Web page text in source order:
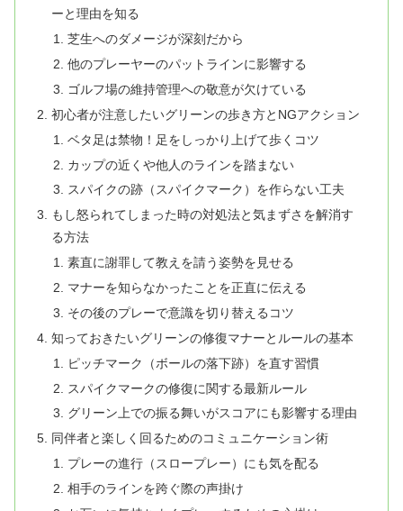
ーと理由を知る
芝生へのダメージが深刻だから
他のプレーヤーのパットラインに影響する
ゴルフ場の維持管理への敬意が欠けている
初心者が注意したいグリーンの歩き方とNGアクション
ベタ足は禁物！足をしっかり上げて歩くコツ
カップの近くや他人のラインを踏まない
スパイクの跡（スパイクマーク）を作らない工夫
もし怒られてしまった時の対処法と気まずさを解消す
る方法
素直に謝罪して教えを請う姿勢を見せる
マナーを知らなかったことを正直に伝える
その後のプレーで意識を切り替えるコツ
知っておきたいグリーンの修復マナーとルールの基本
ピッチマーク（ボールの落下跡）を直す習慣
スパイクマークの修復に関する最新ルール
グリーン上での振る舞いがスコアにも影響する理由
同伴者と楽しく回るためのコミュニケーション術
プレーの進行（スロープレー）にも気を配る
相手のラインを跨ぐ際の声掛け